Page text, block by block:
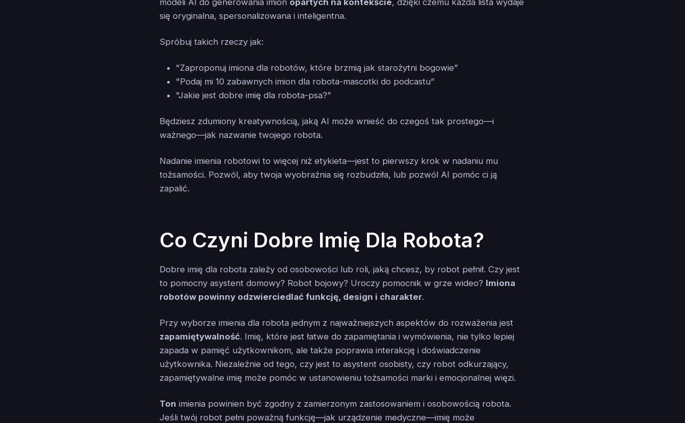
się oryginalna, spersonalizowana i inteligentna.
Spróbuj takich rzeczy jak:
"Zaproponuj imiona dla robotów, które brzmią jak starożytni bogowie”
"Podaj mi 10 zabawnych imion dla robota-mascotki do podcastu”
"Jakie jest dobre imię dla robota-psa?”
Będziesz zdumiony kreatywnością, jaką AI może wnieść do czegoś tak prostego—i
ważnego—jak nazwanie twojego robota.
Nadanie imienia robotowi to więcej niż etykieta—jest to pierwszy krok w nadaniu mu
tożsamości. Pozwól, aby twoja wyobraźnia się rozbudziła, lub pozwól AI pomóc ci ją
zapalić.
Co Czyni Dobre Imię Dla Robota?
Dobre imię dla robota zależy od osobowości lub roli, jaką chcesz, by robot pełnił. Czy jest
to pomocny asystent domowy? Robot bojowy? Uroczy pomocnik w grze wideo? Imiona
robotów powinny odzwierciedlać funkcję, design i charakter.
Przy wyborze imienia dla robota jednym z najważniejszych aspektów do rozważenia jest
zapamiętywalność. Imię, które jest łatwe do zapamiętania i wymówienia, nie tylko lepiej
zapada w pamięć użytkownikom, ale także poprawia interakcję i doświadczenie
użytkownika. Niezależnie od tego, czy jest to asystent osobisty, czy robot odkurzający,
zapamiętywalne imię może pomóc w ustanowieniu tożsamości marki i emocjonalnej więzi.
Ton imienia powinien być zgodny z zamierzonym zastosowaniem i osobowością robota.
Jeśli twój robot pełni poważną funkcję—jak urządzenie medyczne—imię może